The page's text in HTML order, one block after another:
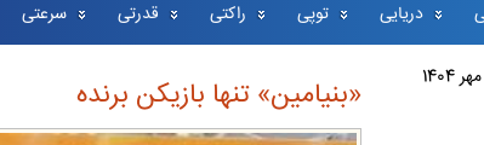
دریایی توپی راکتی قدرتی سرعتی
تاريخ:بيست و يکم مهر 1404
«بنیامین» تنها بازیکن برنده